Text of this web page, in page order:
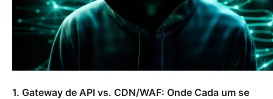
1. Gateway de API vs. CDN/WAF: Onde Cada um se